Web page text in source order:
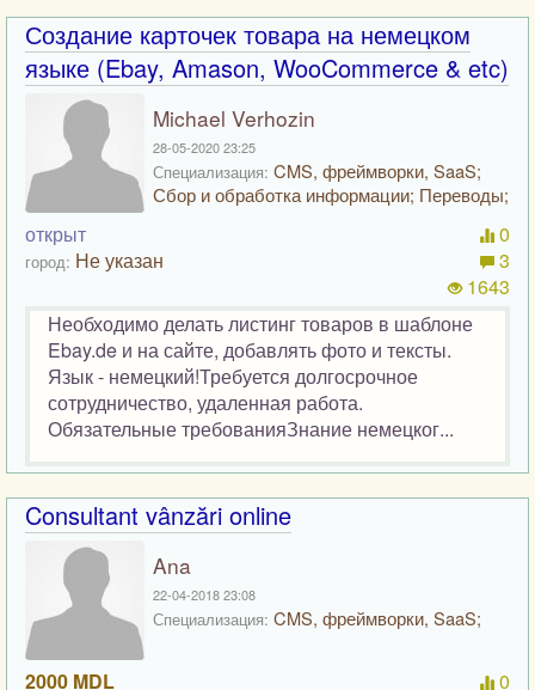
Создание карточек товара на немецком
языке (Ebay, Amason, WooCommerce & etc)
Michael Verhozin
28-05-2020 23:25
Специализация: CMS, фреймворки, SaaS;
Сбор и обработка информации; Переводы;
открыт
город: Не указан
0
3
1643
Необходимо делать листинг товаров в шаблоне
Ebay.de и на сайте, добавлять фото и тексты.
Язык - немецкий!Требуется долгосрочное
сотрудничество, удаленная работа.
Обязательные требованияЗнание немецког...
Consultant vânzări online
Ana
22-04-2018 23:08
Специализация: CMS, фреймворки, SaaS;
2000 MDL 0